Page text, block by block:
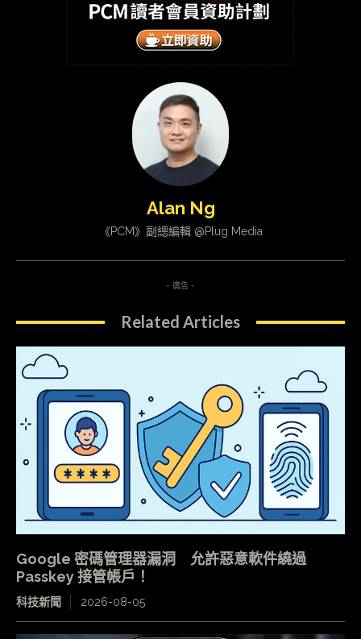
Alan Ng
《PCM》副總編輯 @Plug Media
- 廣告 -
Related Articles
Google 密碼管理器漏洞 允許惡意軟件繞過
Passkey 接管帳戶！
科技新聞 2026-08-05